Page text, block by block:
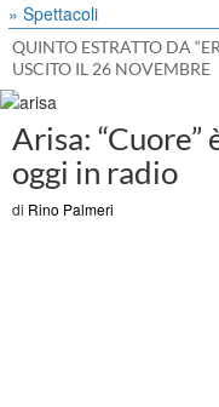
» Spettacoli
QUINTO ESTRATTO DA
USCITO IL 26 NOVEMBRE
Arisa: “Cuore”
oggi in radio
di Rino Palmeri